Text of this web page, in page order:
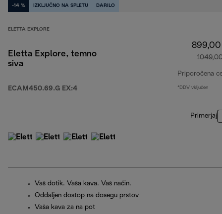
-14 % IZKLJUČNO NA SPLETU DARILO
ELETTA EXPLORE
Eletta Explore, temno
siva
ECAM450.69.G EX:4
Priporočena
*DDV vključen
Primerjaj
Vaš dotik. Vaša kava. Vaš način.
Oddaljen dostop na dosegu prstov
Vaša kava za na pot